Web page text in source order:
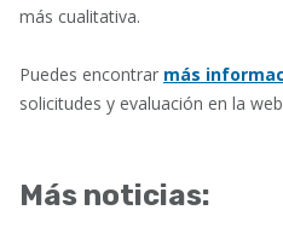
más cualitativa.
Puedes encontrar más
solicitudes y evaluación en la
Más noticias: